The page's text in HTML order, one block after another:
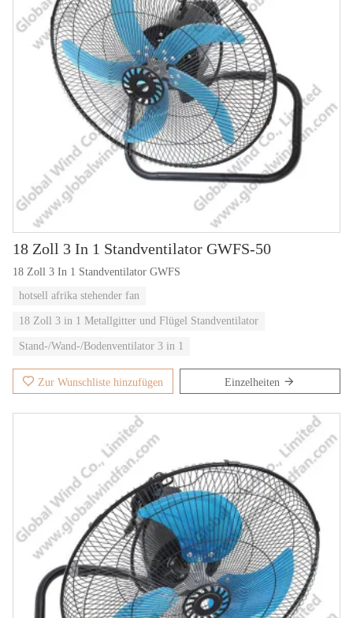
18 Zoll 3 In 1 Standventilator GWFS-50
18 Zoll 3 In 1 Standventilator GWFS
hotsell afrika stehender fan
18 Zoll 3 in 1 Metallgitter und Flügel Standventilator
Stand-/Wand-/Bodenventilator 3 in 1
Zur Wunschliste hinzufügen Einzelheiten